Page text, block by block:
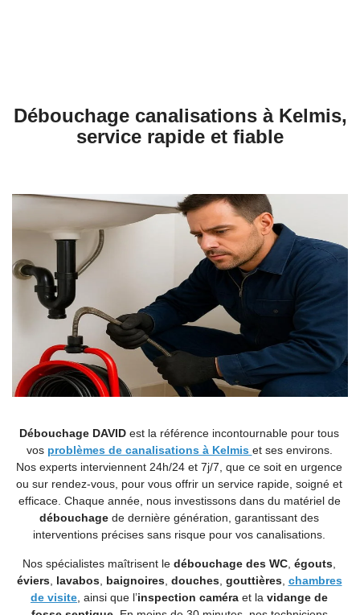
Débouchage canalisations à Kelmis,
service rapide et fiable
Débouchage DAVID est la référence incontournable pour tous
vos problèmes de canalisations à Kelmis et ses environs.
Nos experts interviennent 24h/24 et 7j/7, que ce soit en urgence
ou sur rendez-vous, pour vous offrir un service rapide, soigné et
efficace. Chaque année, nous investissons dans du matériel de
débouchage de dernière génération, garantissant des
interventions précises sans risque pour vos canalisations.
Nos spécialistes maîtrisent le débouchage des WC, égouts,
éviers, lavabos, baignoires, douches, gouttières, chambres
de visite, ainsi que l’inspection caméra et la vidange de